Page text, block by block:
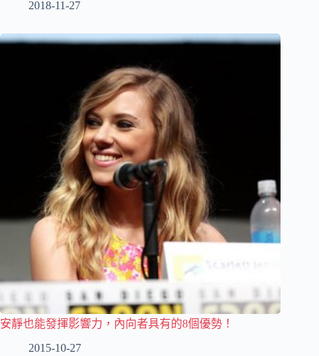
2018-11-27
安靜也能發揮影響力，內向者具有的8個優勢！
2015-10-27